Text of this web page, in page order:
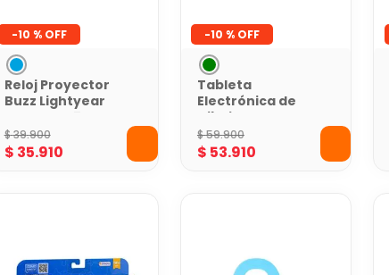
-10 %
Reloj Proyector
Buzz Lightyear
24 Imágenes
$39.900
$ 35.910
-10 %
Tableta
Electrónica de
Dibujo Toy Story
5 LED Borrable
para Niños
$59.900
$ 53.910